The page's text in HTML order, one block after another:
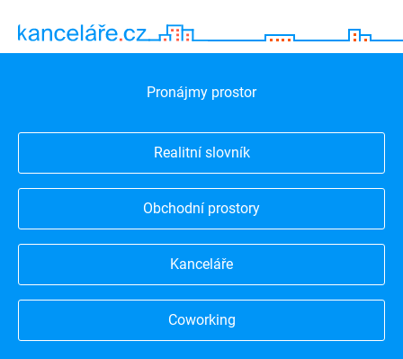
Pronájmy prostor
Realitní slovník
Obchodní prostory
Kanceláře
Coworking